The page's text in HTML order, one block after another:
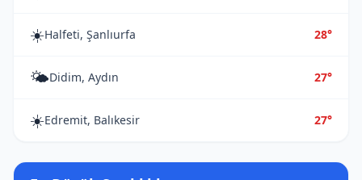
☀️Halfeti, Şanlıurfa 28°
🌤️Didim, Aydın 27°
☀️Edremit, Balıkesir 27°